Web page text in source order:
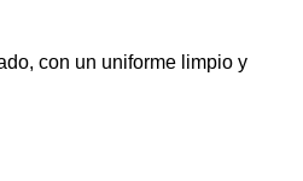
con un uniforme limpio y